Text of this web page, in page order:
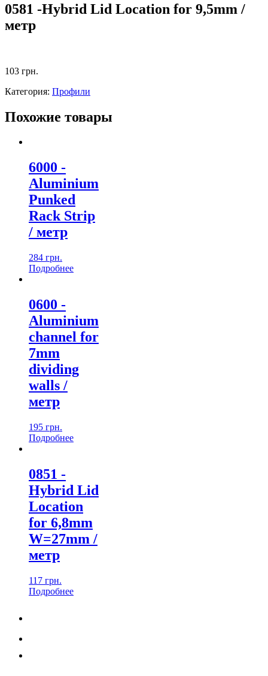
0581 -Hybrid Lid Location for 9,5mm /
метр
103 грн.
Категория: Профили
Похожие товары
6000 -
Aluminium
Punked
Rack Strip
/ метр
284 грн.
Подробнеe
0600 -
Aluminium
channel for
7mm
dividing
walls /
метр
195 грн.
Подробнеe
0851 -
Hybrid Lid
Location
for 6,8mm
W=27mm /
метр
117 грн.
Подробнеe